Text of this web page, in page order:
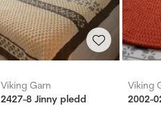
Viking Garn
2427-8 Jinny pledd
Viking
2002-